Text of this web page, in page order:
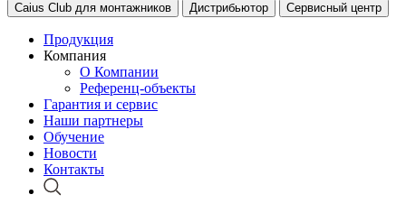
Caius Club для монтажников Дистрибьютор Сервисный центр
Продукция
Компания
О Компании
Референц-объекты
Гарантия и сервис
Наши партнеры
Обучение
Новости
Контакты